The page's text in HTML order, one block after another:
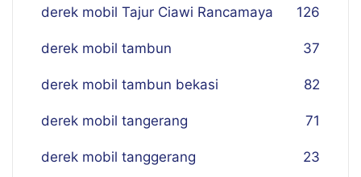
derek mobil Tajur Ciawi Rancamaya 126
derek mobil tambun 37
derek mobil tambun bekasi 82
derek mobil tangerang 71
derek mobil tanggerang 23